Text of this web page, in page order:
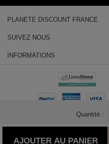
Quantité :
AJOUTER AU PANIER
PLANETE DISCOUNT FRANCE
SUIVEZ NOUS
INFORMATIONS
chemin des Groseilliers 91760